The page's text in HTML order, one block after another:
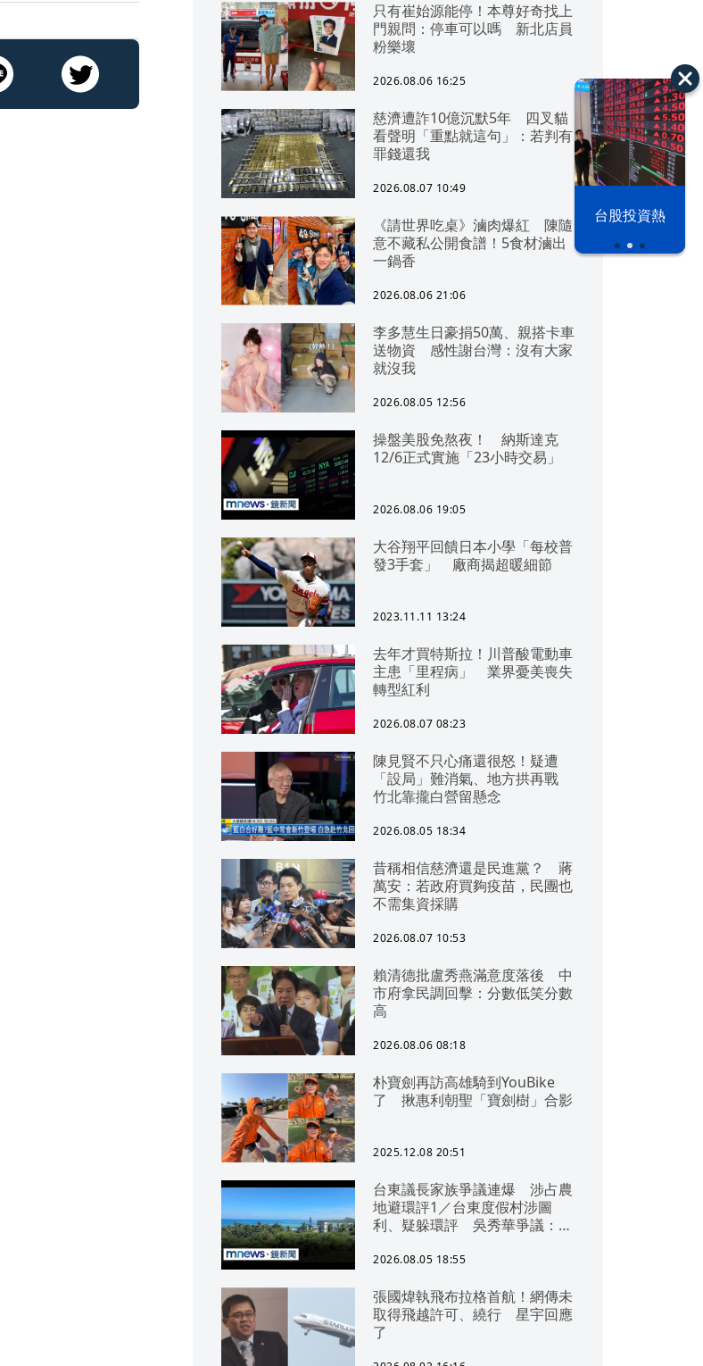
漢光42演習 台股投資熱
只有崔始源能停！本尊好奇找上
門親問：停車可以嗎 新北店員
粉樂壞
2026.08.06 16:25
慈濟遭詐10億沉默5年 四叉貓
看聲明「重點就這句」：若判有
罪錢還我
2026.08.07 10:49
《請世界吃桌》滷肉爆紅 陳隨
意不藏私公開食譜！5食材滷出
一鍋香
2026.08.06 21:06
李多慧生日豪捐50萬、親搭卡車
送物資 感性謝台灣：沒有大家
就沒我
2026.08.05 12:56
操盤美股免熬夜！ 納斯達克
12/6正式實施「23小時交易」
2026.08.06 19:05
大谷翔平回饋日本小學「每校普
發3手套」 廠商揭超暖細節
2023.11.11 13:24
去年才買特斯拉！川普酸電動車
主患「里程病」 業界憂美喪失
轉型紅利
2026.08.07 08:23
陳見賢不只心痛還很怒！疑遭
「設局」難消氣、地方拱再戰
竹北靠攏白營留懸念
2026.08.05 18:34
昔稱相信慈濟還是民進黨？ 蔣
萬安：若政府買夠疫苗，民團也
不需集資採購
2026.08.07 10:53
賴清德批盧秀燕滿意度落後 中
市府拿民調回擊：分數低笑分數
高
2026.08.06 08:18
朴寶劍再訪高雄騎到YouBike
了 揪惠利朝聖「寶劍樹」合影
2025.12.08 20:51
台東議長家族爭議連爆 涉占農
地避環評1／台東度假村涉圖
利、疑躲環評 吳秀華爭議：概
2026.08.05 18:55
張國煒執飛布拉格首航！網傳未
取得飛越許可、繞行 星宇回應
了